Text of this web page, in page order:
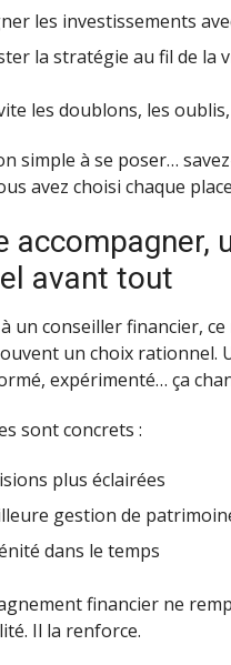
les investissements
la stratégie au fil de la
les doublons, les
simple à se poser…
avez choisi chaque
accompagner,
avant tout
un conseiller financier, ce
un choix rationnel.
expérimenté… ça
sont concrets :
plus éclairées
gestion de
dans le temps
financier ne
Il la renforce.